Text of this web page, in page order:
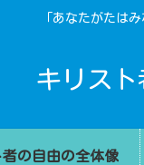
「あなたがたは
キリス
の自由の全体像